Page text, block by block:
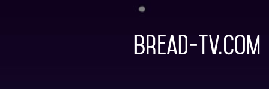
Bread-TV.com